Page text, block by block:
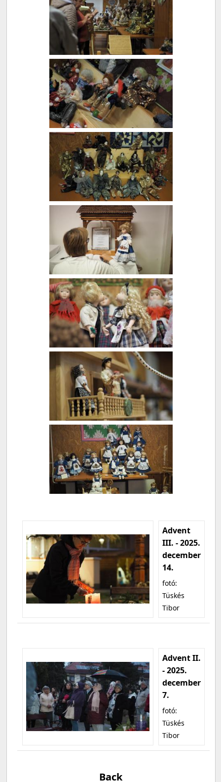
Advent
III. - 2025.
december
14.
fotó:
Tüskés
Tibor
Advent II.
- 2025.
december
7.
fotó:
Tüskés
Tibor
Back